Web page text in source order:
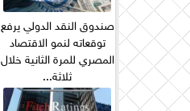
صندوق النقد الدولي يرفع
توقعاته لنمو الاقتصاد
المصري للمرة الثانية خلال
ثلاثة...